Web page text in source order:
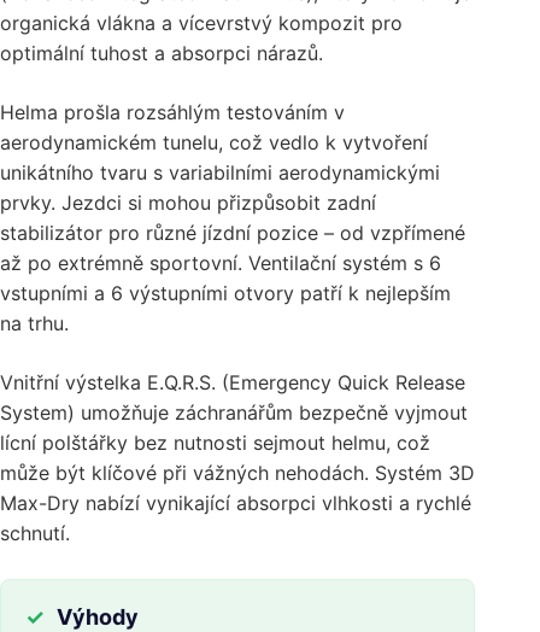
organická vlákna a vícevrstvý kompozit pro
optimální tuhost a absorpci nárazů.
Helma prošla rozsáhlým testováním v
aerodynamickém tunelu, což vedlo k vytvoření
unikátního tvaru s variabilními aerodynamickými
prvky. Jezdci si mohou přizpůsobit zadní
stabilizátor pro různé jízdní pozice – od vzpřímené
až po extrémně sportovní. Ventilační systém s 6
vstupními a 6 výstupními otvory patří k nejlepším
na trhu.
Vnitřní výstelka E.Q.R.S. (Emergency Quick Release
System) umožňuje záchranářům bezpečně vyjmout
lícní polštářky bez nutnosti sejmout helmu, což
může být klíčové při vážných nehodách. Systém 3D
Max-Dry nabízí vynikající absorpci vlhkosti a rychlé
schnutí.
Výhody